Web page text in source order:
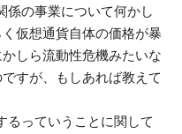
の事業について何かし
仮想通貨自体の価格が暴
しら流動性危機みたいな
すが、もしあれば教えて
っていうことに関して